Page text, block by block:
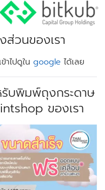
ส่วนของเรา
าไปดูใน google ได้เลย
บพิมพ์ถุงกระดาษ
ของเรา